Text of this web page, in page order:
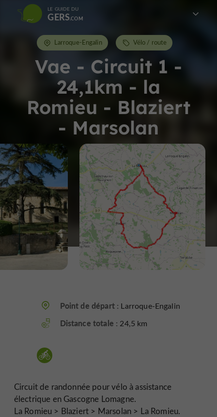
LE GUIDE DU
GERS
Vae - Circuit 1 -
24,1km - la
Romieu - Blaziert
- Marsolan
Larroque-Engalin Vélo / route
Point de départ : Larroque-Engalin
Distance totale : 24,5 km
Circuit de randonnée pour vélo à assistance
électrique en Gascogne Lomagne.
La Romieu > Blaziert > Marsolan > La Romieu.